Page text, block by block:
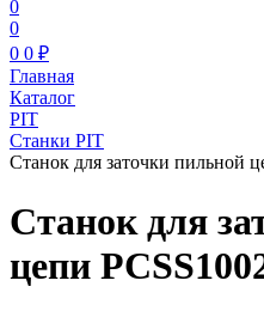
0
0
0 0 ₽
Главная
Каталог
PIT
Станки PIT
Станок для заточки пильной
Станок для
цепи